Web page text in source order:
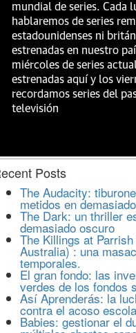
mundial de series. Cada
hablaremos de series
estadounidenses ni
estrenadas en nuestro
miércoles de series
estrenadas aquí y los
recordamos series del
televisión
Posts
The Audacity:
metidos en
The Dark: un thriller
demasiado oscuro
The Killings at
Australia) : una
temporales.
El gran fondo: las
verdes de los fondos
Así Aprenderás: la
contra el acoso
Babies: gestionar el